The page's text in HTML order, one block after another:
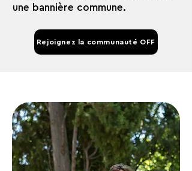
une bannière commune.
Rejoignez la communauté OFF